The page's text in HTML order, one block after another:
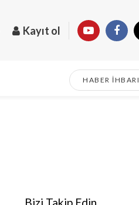
Kayıt ol
HABER İHBARI